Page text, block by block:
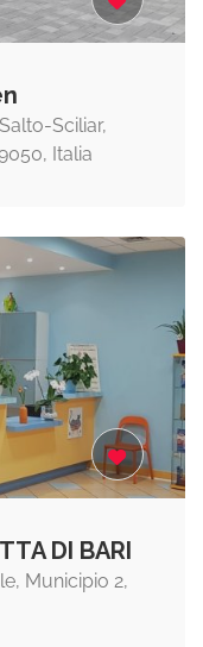
Sciliar,
Italia
DI BARI
Municipio 2,